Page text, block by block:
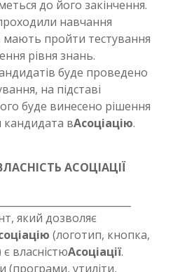
до його закінчення.
навчання
мають пройти тестування
рівня знань.
буде проведено
на підставі
буде винесено рішення
кандидата вАсоціацію.
АСОЦІАЦІЇ
який дозволяє
(логотип, кнопка,
є власністюАсоціації.
(програми, утиліти,